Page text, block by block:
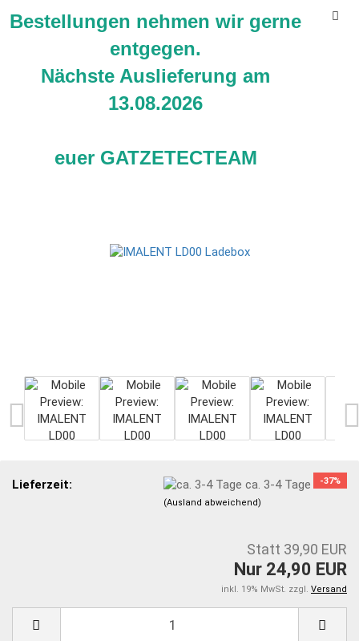
Bestellungen nehmen wir gerne
entgegen.
Nächste Auslieferung am
13.08.2026
euer GATZETECTEAM
IMALENT LD00 Ladebox
-37%
Lieferzeit: ca. 3-4 Tage
(Ausland abweichend)
Statt 39,90 EUR
Nur 24,90 EUR
inkl. 19% MwSt. zzgl. Versand